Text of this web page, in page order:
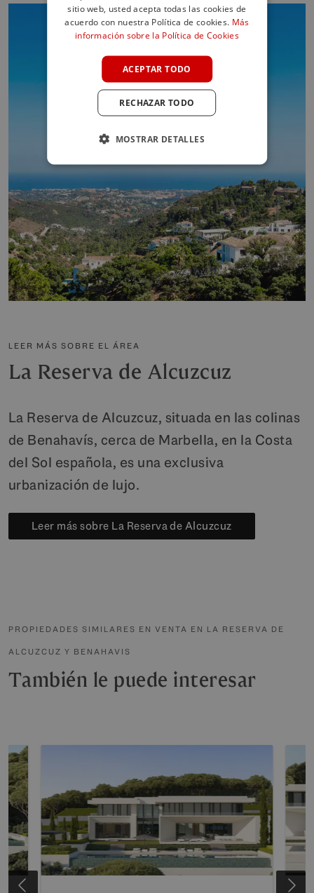
LEER MÁS SOBRE EL ÁREA
La Reserva de Alcuzcuz
La Reserva de Alcuzcuz, situada en las colinas
de Benahavís, cerca de Marbella, en la Costa
del Sol española, es una exclusiva
urbanización de lujo.
Leer más sobre La Reserva de Alcuzcuz
PROPIEDADES SIMILARES EN VENTA EN LA RESERVA DE
ALCUZCUZ Y BENAHAVIS
También le puede interesar
SPANISH
POLISH
sitio web, usted acepta todas las cookies de
acuerdo con nuestra Política de cookies. Más
información sobre la Política de Cookies
ACEPTAR TODO
RECHAZAR TODO
MOSTRAR DETALLES